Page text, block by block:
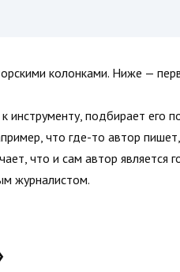
колонками. Ниже —
инструменту, подбирает его
что где-то автор
что и сам автор является
журналистом.